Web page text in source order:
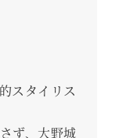
スタイリス
ず、大野城